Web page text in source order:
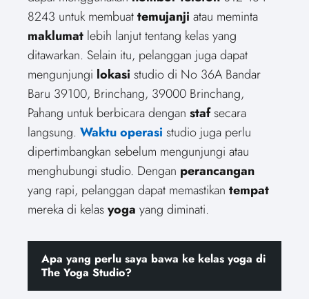
8243 untuk membuattemujanji atau meminta
maklumat lebih lanjut tentang kelas yang
ditawarkan. Selain itu, pelanggan juga dapat
mengunjungi lokasi studio di No 36A Bandar
Baru 39100, Brinchang, 39000 Brinchang,
Pahang untuk berbicara dengan stafsecara
langsung. Waktu operasi studio juga perlu
dipertimbangkan sebelum mengunjungi atau
menghubungi studio. Dengan perancangan
yang rapi, pelanggan dapat memastikan tempat
mereka di kelasyoga yang diminati.
Apa yang perlu saya bawa ke kelas yoga di
The Yoga Studio?